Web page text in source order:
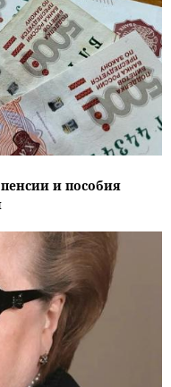
и пособия